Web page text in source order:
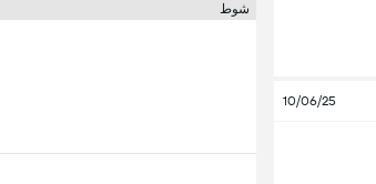
10/06/25
شوط